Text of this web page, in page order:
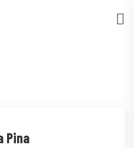
Pina